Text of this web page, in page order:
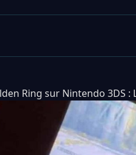
Ring sur Nintendo 3DS :